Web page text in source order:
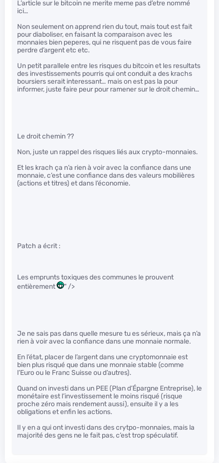
L’article sur le bitcoin ne merite meme pas d’etre nommé
ici…
Non seulement on apprend rien du tout, mais tout est fait
pour diaboliser, en faisant la comparaison avec les
monnaies bien peperes, qui ne risquent pas de vous faire
perdre d’argent etc etc.
Un petit parallele entre les risques du bitcoin et les resultats
des investissements pourris qui ont conduit a des krachs
boursiers serait interessant… mais on est pas la pour
informer, juste faire peur pour ramener sur le droit chemin…
Le droit chemin ??
Non, juste un rappel des risques liés aux crypto-monnaies.
Et les krach ça n’a rien à voir avec la confiance dans une
monnaie, c’est une confiance dans des valeurs mobilières
(actions et titres) et dans l’économie.
Patch a écrit :
Les emprunts toxiques des communes le prouvent
entièrement
" />
Je ne sais pas dans quelle mesure tu es sérieux, mais ça n’a
rien à voir avec la confiance dans une monnaie normale.
En l’état, placer de l’argent dans une cryptomonnaie est
bien plus risqué que dans une monnaie stable (comme
l’Euro ou le Franc Suisse ou d’autres).
Quand on investi dans un PEE (Plan d’Épargne Entreprise), le
monétaire est l’investissement le moins risqué (risque
proche zéro mais rendement aussi), ensuite il y a les
obligations et enfin les actions.
Il y en a qui ont investi dans des crytpo-monnaies, mais la
majorité des gens ne le fait pas, c’est trop spéculatif.